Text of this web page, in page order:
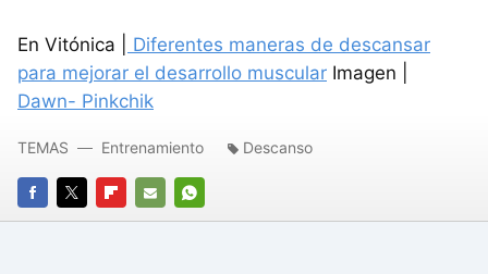
En Vitónica |
Diferentes maneras de descansar
para mejorar el desarrollo muscular Imagen |
Dawn- Pinkchik
FACEBOOK
TWITTERFLIPBOARD
E-
WHATSAPP
TEMAS Entrenamiento Descanso